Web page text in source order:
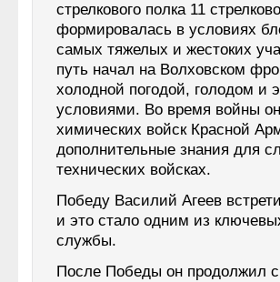
стрелкового полка 11
формировалась в условиях
самых тяжелых и жестоких
путь начал на Волховском
холодной погодой, голодом и
условиями. Во время войны
химических войск Красной
дополнительные знания для
технических войсках.
Победу Василий Агеев
и это стало одним из
службы.
После Победы он продолжил